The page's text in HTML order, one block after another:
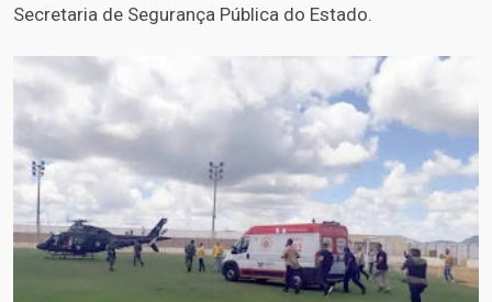
Secretaria de Segurança Pública do Estado.